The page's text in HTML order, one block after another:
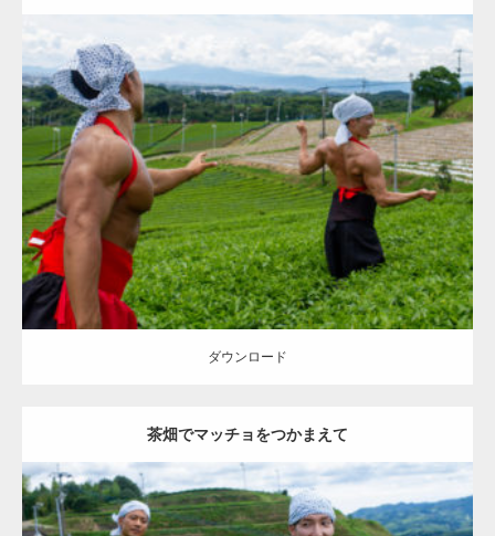
Update:2023.02.11
Category:茶畑のマッチョ その他 AKIHITO(細マッチョ) TOSHI(大胸
筋) 上腕三頭筋 背中 肩 マッチョをつかまえて 八女 (福岡)
ダウンロード
ダウンロード
茶畑でマッチョをつかまえて